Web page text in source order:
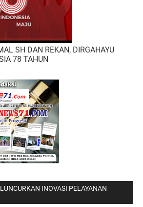
SH DAN REKAN, DIRGAHAYU
78 TAHUN
INOVASI PELAYANAN